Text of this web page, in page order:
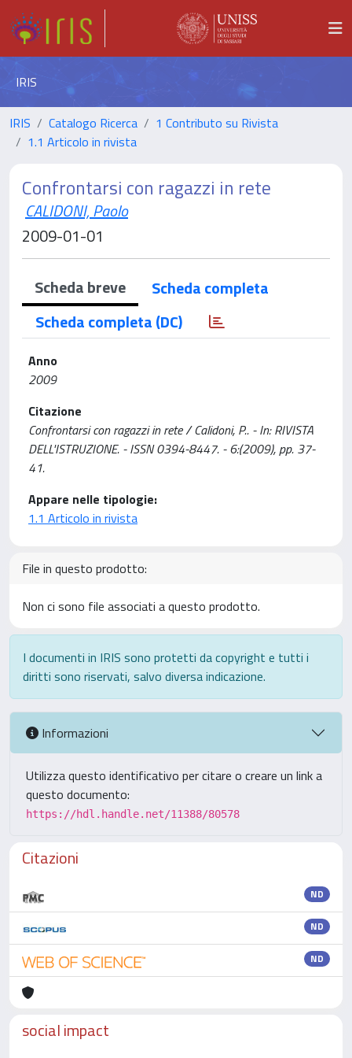
IRIS
IRIS Catalogo Ricerca
1 Contributo su Rivista
1.1 Articolo in rivista
Confrontarsi con ragazzi in rete
CALIDONI, Paolo
2009-01-01
Scheda breve
Scheda completa
Scheda completa (DC)
Anno
2009
Citazione
Confrontarsi con ragazzi in rete / Calidoni, P.. - In: RIVISTA
DELL'ISTRUZIONE. - ISSN 0394-8447. - 6:(2009), pp. 37-
41.
Appare nelle tipologie:
1.1 Articolo in rivista
File in questo prodotto:
Non ci sono file associati a questo prodotto.
I documenti in IRIS sono protetti da copyright e tutti i
diritti sono riservati, salvo diversa indicazione.
Informazioni
Utilizza questo identificativo per citare o creare un link a
questo documento:
https://hdl.handle.net/11388/80578
Citazioni
ND
ND
ND
social impact